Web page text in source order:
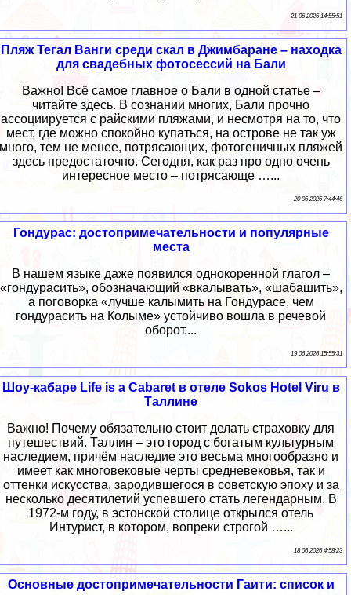
21 06 2026 14:55:51
Пляж Тегал Ванги среди скал в Джимбаране – находка
для свадебных фотосессий на Бали
Важно! Всё самое главное о Бали в одной статье –
читайте здесь. В сознании многих, Бали прочно
ассоциируется с райскими пляжами, и несмотря на то, что
мест, где можно спокойно купаться, на острове не так уж
много, тем не менее, потрясающих, фотогеничных пляжей
здесь предостаточно. Сегодня, как раз про одно очень
интересное место – потрясающе …...
20 06 2026 7:44:46
Гондурас: достопримечательности и популярные
места
В нашем языке даже появился однокоренной глагол –
«гондурасить», обозначающий «вкалывать», «шабашить»,
а поговорка «лучше калымить на Гондурасе, чем
гондурасить на Колыме» устойчиво вошла в речевой
оборот....
19 06 2026 15:55:31
Шоу-кабаре Life is a Cabaret в отеле Sokos Hotel Viru в
Таллине
Важно! Почему обязательно стоит делать страховку для
путешествий. Таллин – это город с богатым культурным
наследием, причём наследие это весьма многообразно и
имеет как многовековые черты средневековья, так и
оттенки искусства, зародившегося в советскую эпоху и за
несколько десятилетий успевшего стать легендарным. В
1972-м году, в эстонской столице открылся отель
Интурист, в котором, вопреки строгой …...
18 06 2026 4:58:23
Основные достопримечательности Гаити: список и